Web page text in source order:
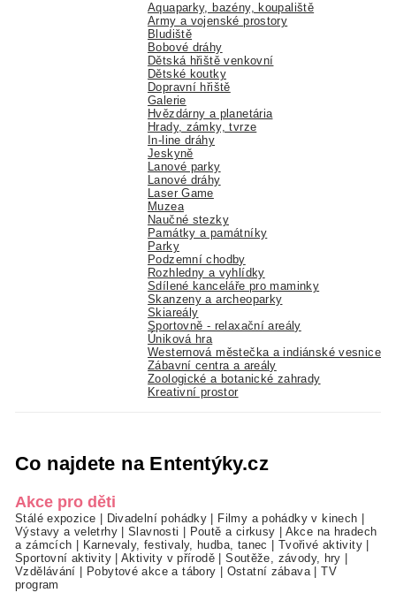
Aquaparky, bazény, koupaliště
Army a vojenské prostory
Bludiště
Bobové dráhy
Dětská hřiště venkovní
Dětské koutky
Dopravní hřiště
Galerie
Hvězdárny a planetária
Hrady, zámky, tvrze
In-line dráhy
Jeskyně
Lanové parky
Lanové dráhy
Laser Game
Muzea
Naučné stezky
Památky a památníky
Parky
Podzemní chodby
Rozhledny a vyhlídky
Sdílené kanceláře pro maminky
Skanzeny a archeoparky
Skiareály
Sportovně - relaxační areály
Úniková hra
Westernová městečka a indiánské vesnice
Zábavní centra a areály
Zoologické a botanické zahrady
Kreativní prostor
Co najdete na Ententýky.cz
Akce pro děti
Stálé expozice Divadelní pohádky Filmy a pohádky v kinech
Výstavy a veletrhy|Slavnosti Poutě a cirkusy
Akce na hradech
a zámcích
Karnevaly, festivaly, hudba, tanec Tvořivé aktivity
Sportovní aktivity|Aktivity v přírodě |Soutěže, závody, hry
Vzdělávání
Pobytové akce a tábory Ostatní zábava|TV
program